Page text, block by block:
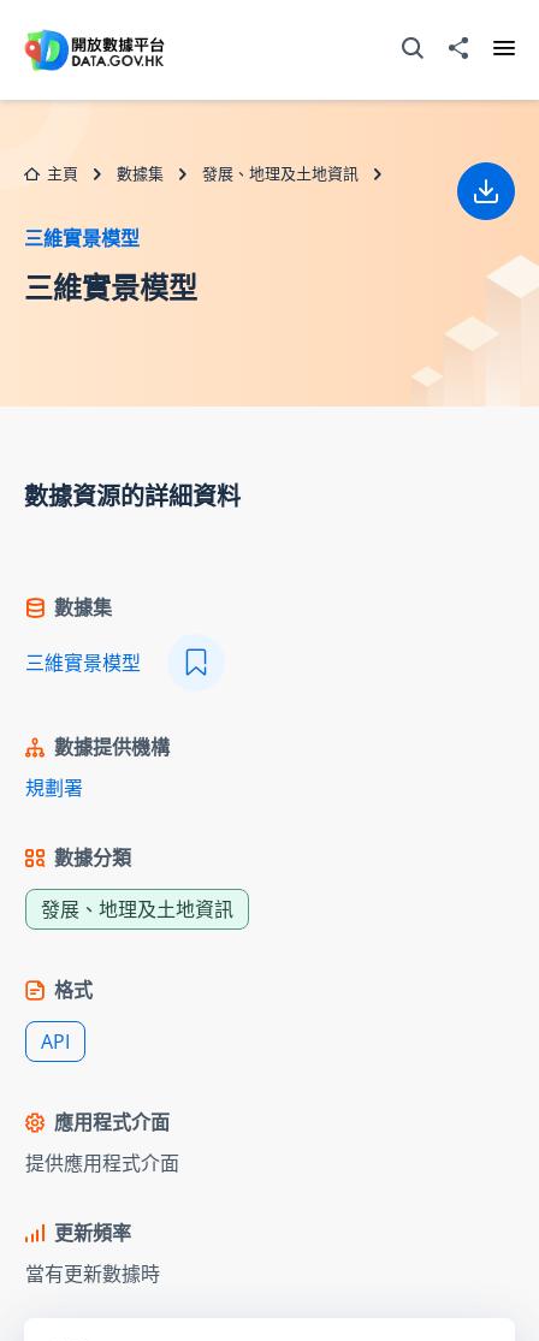
打開搜尋器分享至
主頁 數據集 發展、地理及土地資訊
三維實景模型
三維實景模型
下載
數據資源的詳細資料
數據集
三維實景模型
數據提供機構
規劃署
數據分類
發展、地理及土地資訊
格式
API
應用程式介面
提供應用程式介面
更新頻率
當有更新數據時